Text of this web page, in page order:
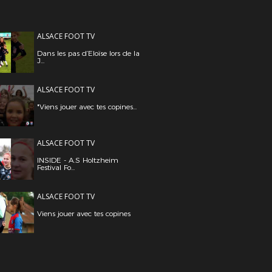
ALSACE FOOT TV
Dans les pas d’Eloïse lors de la
J...
ALSACE FOOT TV
"Viens jouer avec tes copines...
ALSACE FOOT TV
INSIDE - A.S Holtzheim
Festival Fo...
ALSACE FOOT TV
Viens jouer avec tes copines